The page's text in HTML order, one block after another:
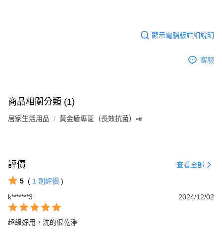
顯示電腦版詳細說明
客服
商品相關分類 (1)
居家生活用品 黃金盾專區（長效抗菌）📣
評價 查看全部
5 ( 1 則評價 )
k*******3
2024/12/02
超級好用，洗的很乾淨